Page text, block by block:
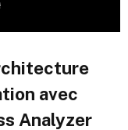
avec
Analyzer